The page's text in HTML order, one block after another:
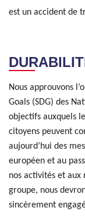
est un accident de
Nous approuvons
Goals (SDG) des
objectifs auxquels
citoyens peuvent
aujourd’hui des
européen et au
nos activités et aux
groupe, nous
sincèrement